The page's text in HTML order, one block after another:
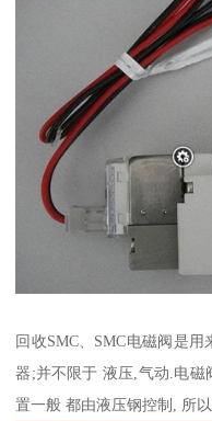
回收SMC、SMC电磁阀是
器;并不限于 液压,气动.电磁
置一般 都由液压钢控制, 所